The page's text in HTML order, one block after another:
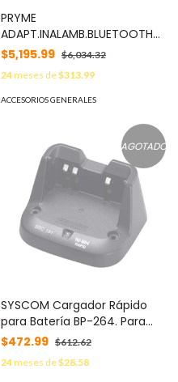
PRYME
ADAPT.INALAMB.BLUETOOTH
P/ICF121SM/5013/5021/6061
MOD: BT-5M00JKIT1
$5,195.99 $6,034.32
24meses de$313.99
ACCESORIOS GENERALES
AGOTADO
SYSCOM Cargador Rápido
para Batería BP-264. Para
Radios F3003, F4003, F3103,
F4103D. MOD: SBC191
$472.99 $612.62
24meses de$28.58